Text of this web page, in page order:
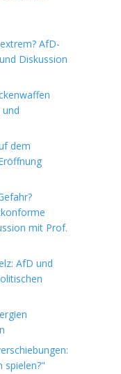
AfD-
Diskussion
dem
mit Prof.
AfD und
spielen?"